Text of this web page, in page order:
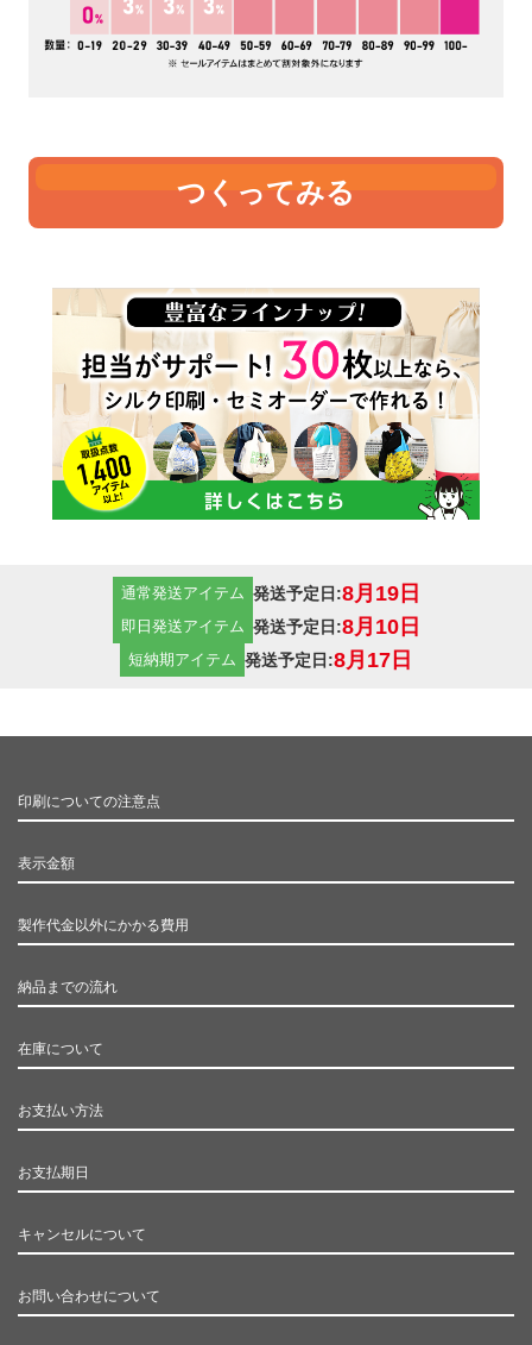
つくってみる
通常発送アイテム 発送予定日:8月19日
即日発送アイテム 発送予定日:8月10日
短納期アイテム 発送予定日:8月17日
印刷についての注意点
表示金額
製作代金以外にかかる費用
納品までの流れ
在庫について
お支払い方法
お支払期日
キャンセルについて
お問い合わせについて